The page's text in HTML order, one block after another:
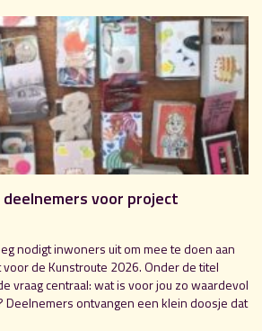
voor project
nodigt inwoners uit om mee te doen aan
de Kunstroute 2026. Onder de titel
vraag centraal: wat is voor jou zo waardevol
Deelnemers ontvangen een klein doosje dat